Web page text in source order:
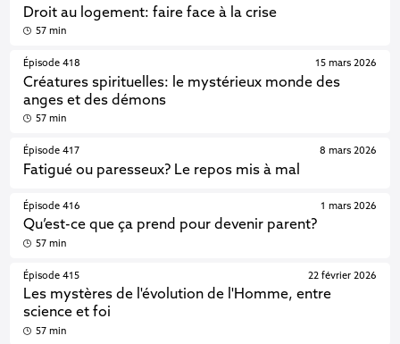
Droit au logement: faire face à la crise
57 min
Épisode 418
Créatures spirituelles: le mystérieux monde des
anges et des démons
15 mars 2026
57 min
Épisode 417
Fatigué ou paresseux? Le repos mis à mal
8 mars 2026
Épisode 416
Qu’est-ce que ça prend pour devenir parent?
1 mars 2026
57 min
Épisode 415
Les mystères de l'évolution de l'Homme, entre
science et foi
22 février 2026
57 min